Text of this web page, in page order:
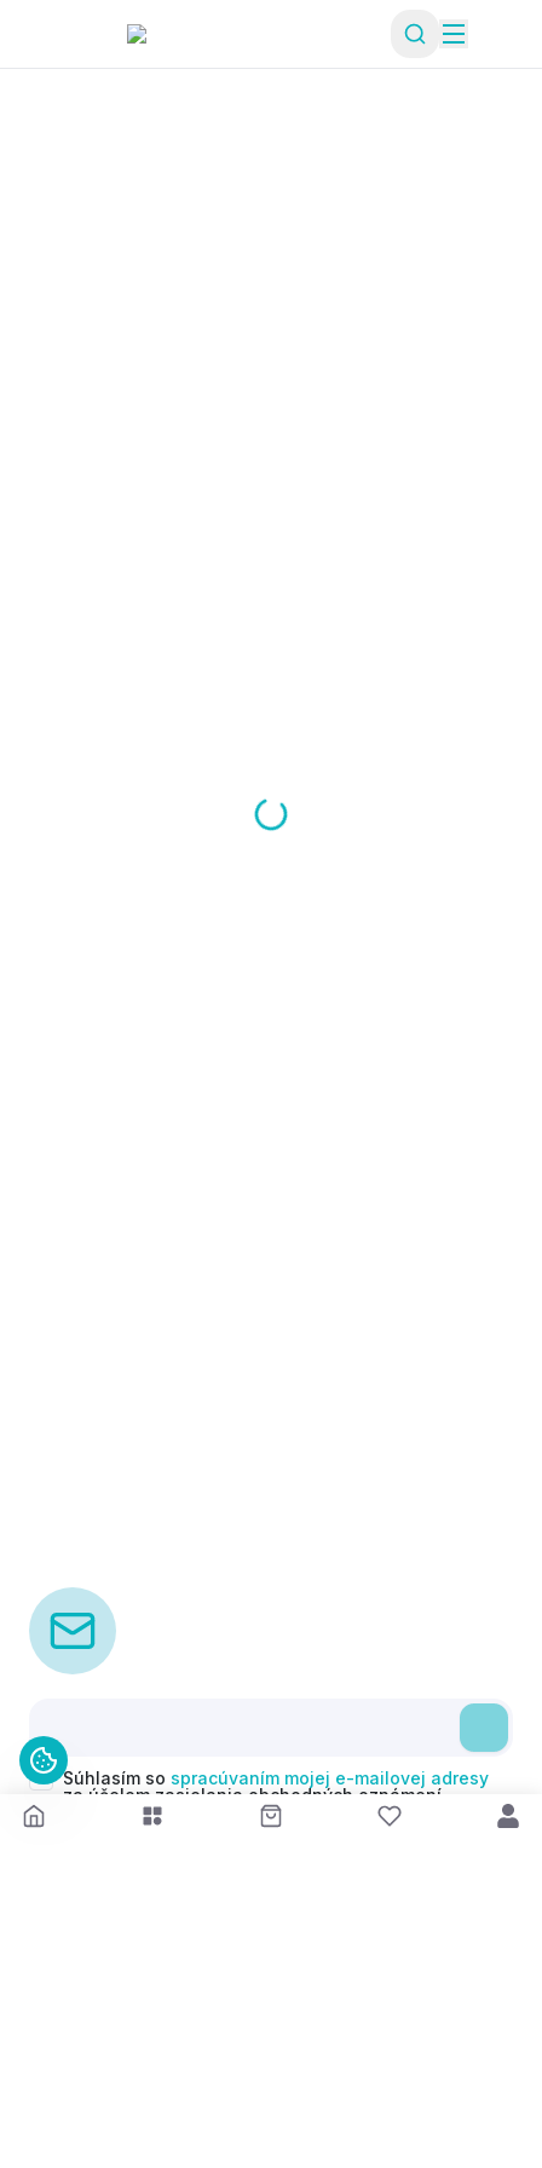
Súhlasím so spracúvaním mojej e-mailovej adresy
za účelom zasielania obchodných oznámení
(newsletterov) v súlade s čl. 6 ods. 1 písm. a)
Nariadenia GDPR. Svoj súhlas môžem kedykoľvek